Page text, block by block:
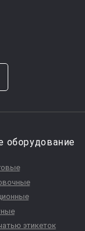
оборудование
этикеток